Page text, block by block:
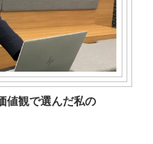
値観で選んだ私の